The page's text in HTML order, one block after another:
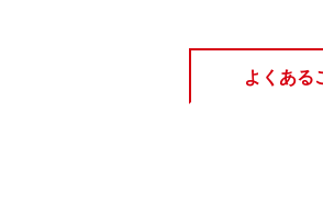
よくある